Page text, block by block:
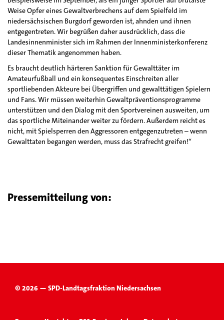
Weise Opfer eines Gewaltverbrechens auf dem Spielfeld im
niedersächsischen Burgdorf geworden ist, ahnden und ihnen
entgegentreten. Wir begrüßen daher ausdrücklich, dass die
Landesinnenminister sich im Rahmen der Innenministerkonferenz
dieser Thematik angenommen haben.
Es braucht deutlich härteren Sanktion für Gewalttäter im
Amateurfußball und ein konsequentes Einschreiten aller
sportliebenden Akteure bei Übergriffen und gewalttätigen Spielern
und Fans. Wir müssen weiterhin Gewaltpräventionsprogramme
unterstützen und den Dialog mit den Sportvereinen ausweiten, um
das sportliche Miteinander weiter zu fördern. Außerdem reicht es
nicht, mit Spielsperren den Aggressoren entgegenzutreten – wenn
Gewalttaten begangen werden, muss das Strafrecht greifen!“
Pressemitteilung von:
© 2026 — SPD-Landtagsfraktion Niedersachsen